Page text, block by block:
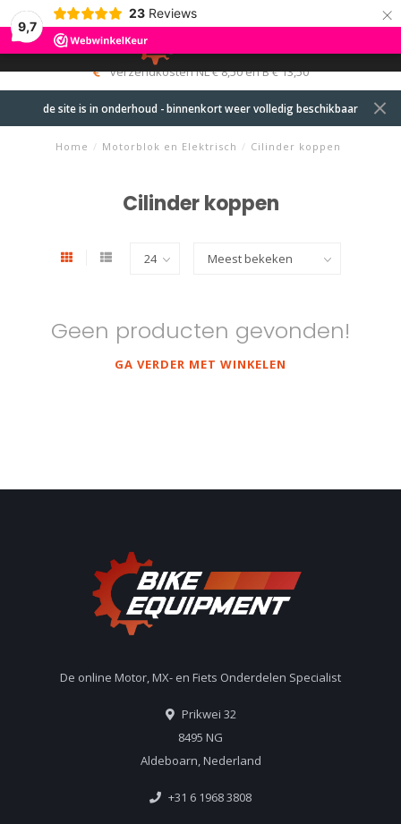
9,7
23 Reviews ×
MENU
0
verzendkosten NL € 8,50 en B € 13,50
de site is in onderhoud - binnenkort weer volledig beschikbaar
Home / Motorblok en Elektrisch / Cilinder koppen
Cilinder koppen
Geen producten gevonden!
GA VERDER MET WINKELEN
De online Motor, MX- en Fiets Onderdelen Specialist
Prikwei 32
8495 NG
Aldeboarn, Nederland
+31 6 1968 3808